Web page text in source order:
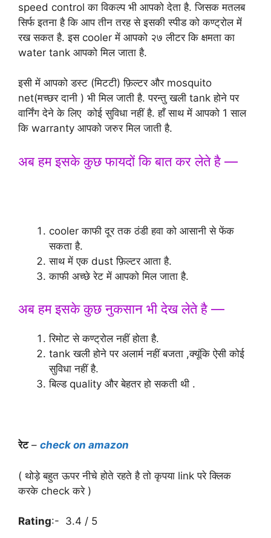
speed control का विकल्प भी आपको देता है. जिसक मतलब
सिर्फ इतना है कि आप तीन तरह से इसकी स्पीड को कण्ट्रोल में
रख सकत है. इस cooler में आपको २७ लीटर कि क्षमता का
water tank आपको मिल जाता है.
इसी में आपको डस्ट (मिटटी) फ़िल्टर और mosquito
net(मच्छर दानी ) भी मिल जाती है. परन्तु खली tank होने पर
वार्निंग देने के लिए कोई सुविधा नहीं है. हाँ साथ में आपको 1 साल
कि warranty आपको जरुर मिल जाती है.
अब हम इसके कुछ फायदों कि बात कर लेते है —
cooler काफी दूर तक ठंडी हवा को आसानी से फेंक
सकता है.
साथ में एक dust फ़िल्टर आता है.
काफी अच्छे रेट में आपको मिल जाता है.
अब हम इसके कुछ नुकसान भी देख लेते है —
रिमोट से कण्ट्रोल नहीं होता है.
tank खली होने पर अलार्म नहीं बजता ,क्यूंकि ऐसी कोई
सुविधा नहीं है.
बिल्ड quality और बेहतर हो सकती थी .
रेट– check on amazon
( थोड़े बहुत ऊपर नीचे होते रहते है तो कृपया link परे क्लिक
करके check करे )
Rating:- 3.4 / 5